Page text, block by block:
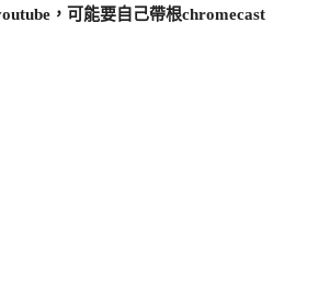
，可能要自己帶根chromecast